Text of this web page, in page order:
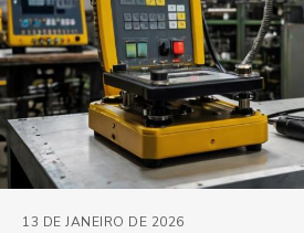
13 DE JANEIRO DE 2026